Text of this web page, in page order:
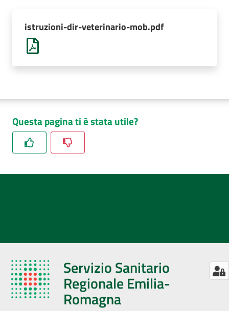
istruzioni-dir-veterinario-mob.pdf
Questa pagina ti è stata utile?
Servizio Sanitario
Regionale Emilia-
Romagna